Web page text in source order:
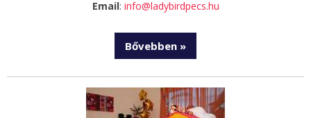
Email: info@ladybirdpecs.hu
Bővebben »